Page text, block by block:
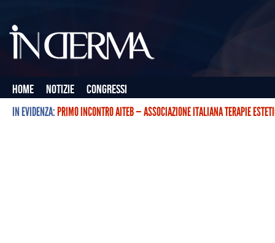
Home Notizie
Congressi
IN EVIDENZA:PRIMO INCONTRO AITEB — ASSOCIAZIONE ITALIANA TERAPIE